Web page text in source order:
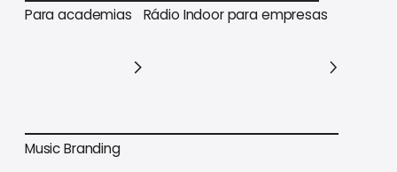
Para varejo em geral Para supermercados
Para academias
Para academias
Rádio Indoor para empresas
Music Branding